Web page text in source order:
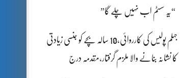
“یہ سسٹم اب نہیں چلے گا”
جہلم پولیس کی کارروائی،10 سالہ بچے کو جنسی زیادتی
کا نشانہ بنانے والا ملزم گرفتار،مقدمہ درج